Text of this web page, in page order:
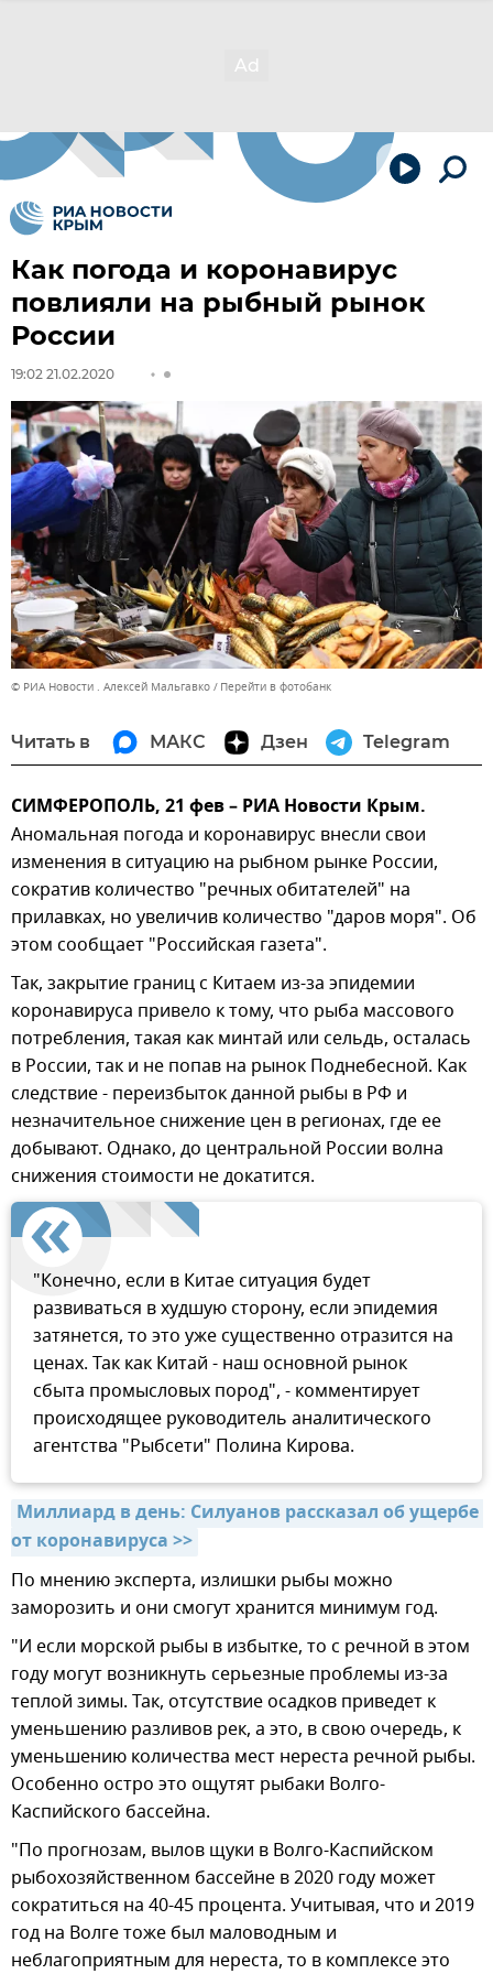
Как погода и коронавирус
повлияли на рыбный рынок
России
19:02 21.02.2020
© РИА Новости . Алексей Мальгавко Перейти в фотобанк
Читать в МАКС Дзен Telegram
СИМФЕРОПОЛЬ, 21 фев – РИА Новости Крым.
Аномальная погода и коронавирус внесли свои
изменения в ситуацию на рыбном рынке России,
сократив количество "речных обитателей" на
прилавках, но увеличив количество "даров моря". Об
этом сообщает "Российская газета".
Так, закрытие границ с Китаем из-за эпидемии
коронавируса привело к тому, что рыба массового
потребления, такая как минтай или сельдь, осталась
в России, так и не попав на рынок Поднебесной. Как
следствие - переизбыток данной рыбы в РФ и
незначительное снижение цен в регионах, где ее
добывают. Однако, до центральной России волна
снижения стоимости не докатится.
"Конечно, если в Китае ситуация будет
развиваться в худшую сторону, если эпидемия
затянется, то это уже существенно отразится на
ценах. Так как Китай - наш основной рынок
сбыта промысловых пород", - комментирует
происходящее руководитель аналитического
агентства "Рыбсети" Полина Кирова.
Миллиард в день: Силуанов рассказал об ущербе
от коронавируса >>
По мнению эксперта, излишки рыбы можно
заморозить и они смогут хранится минимум год.
"И если морской рыбы в избытке, то с речной в этом
году могут возникнуть серьезные проблемы из-за
теплой зимы. Так, отсутствие осадков приведет к
уменьшению разливов рек, а это, в свою очередь, к
уменьшению количества мест нереста речной рыбы.
Особенно остро это ощутят рыбаки Волго-
Каспийского бассейна.
"По прогнозам, вылов щуки в Волго-Каспийском
рыбохозяйственном бассейне в 2020 году может
сократиться на 40-45 процента. Учитывая, что и 2019
год на Волге тоже был маловодным и
неблагоприятным для нереста, то в комплексе это